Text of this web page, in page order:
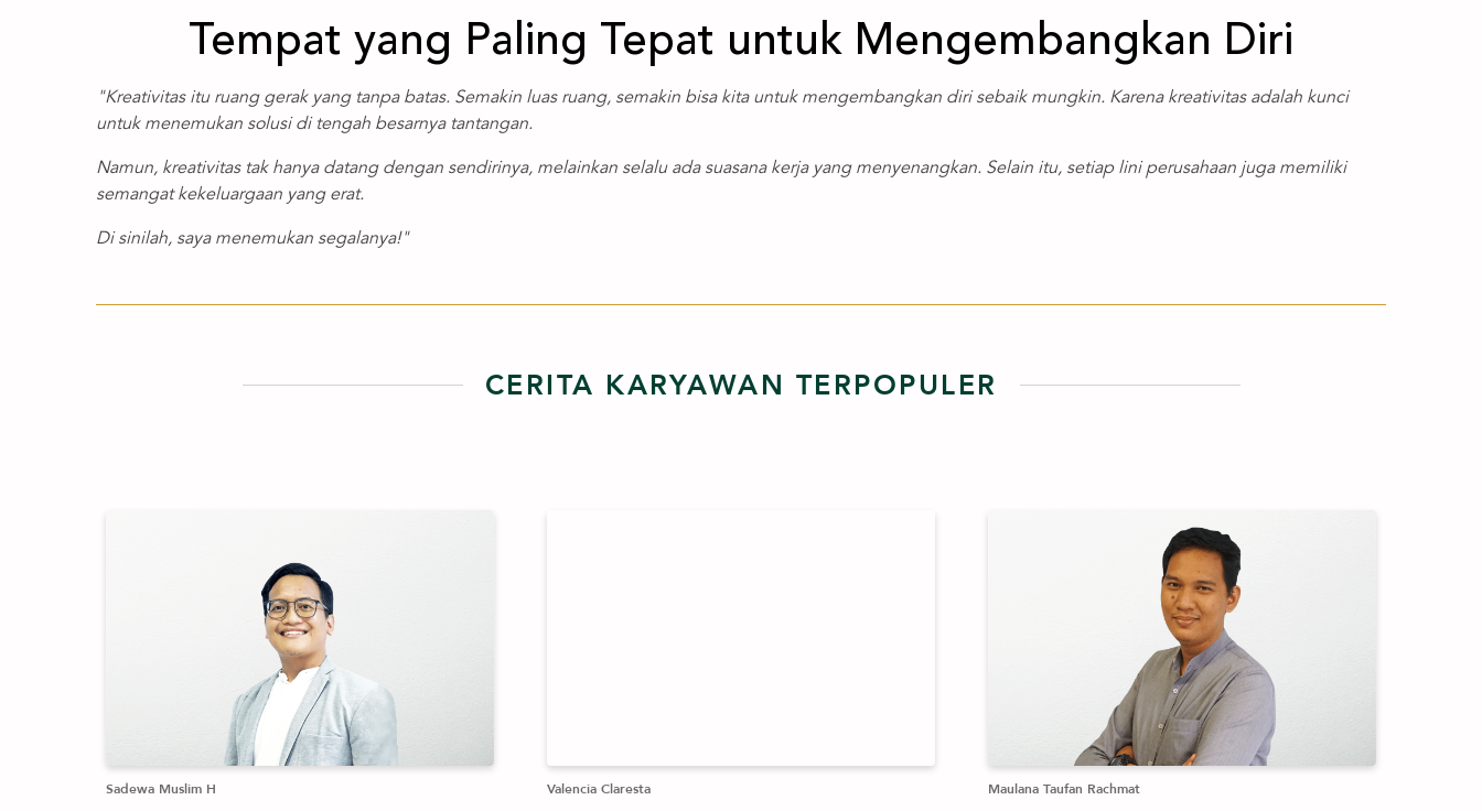
Tempat yang Paling Tepat untuk Mengembangkan Diri
"Kreativitas itu ruang gerak yang tanpa batas. Semakin luas ruang, semakin bisa kita untuk mengembangkan diri sebaik mungkin. Karena kreativitas adalah kunci
untuk menemukan solusi di tengah besarnya tantangan.
Namun, kreativitas tak hanya datang dengan sendirinya, melainkan selalu ada suasana kerja yang menyenangkan. Selain itu, setiap lini perusahaan juga memiliki
semangat kekeluargaan yang erat.
Di sinilah, saya menemukan segalanya!"
CERITA KARYAWAN TERPOPULER
Sadewa Muslim H Valencia Claresta Maulana Taufan Rachmat